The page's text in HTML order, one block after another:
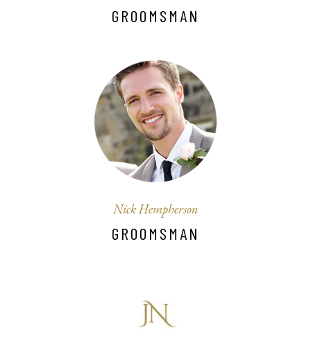
GROOMSMAN
Nick Hempherson
GROOMSMAN